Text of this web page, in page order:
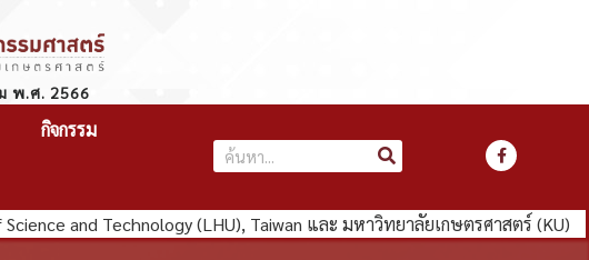
พ.ศ. 2566
กิจกรรม
and Technology (LHU), Taiwan และ มหาวิทยาลัยเกษตรศาสตร์ (KU) คณ